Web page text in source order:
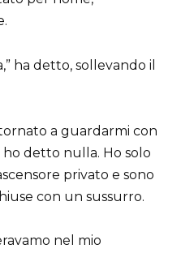
ha detto, sollevando il
a guardarmi con
ho detto nulla. Ho solo
privato e sono
con un sussurro.
nel mio